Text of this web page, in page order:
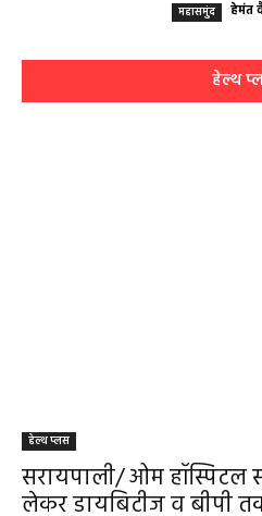
महासमुंद हेमंत
हेल्थ
हेल्थ प्लस
सरायपाली/ ओम हॉस्पिटल
लेकर डायबिटीज व बीपी